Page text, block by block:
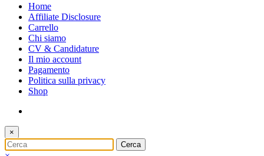
Home
Affiliate Disclosure
Carrello
Chi siamo
CV & Candidature
Il mio account
Pagamento
Politica sulla privacy
Shop
×